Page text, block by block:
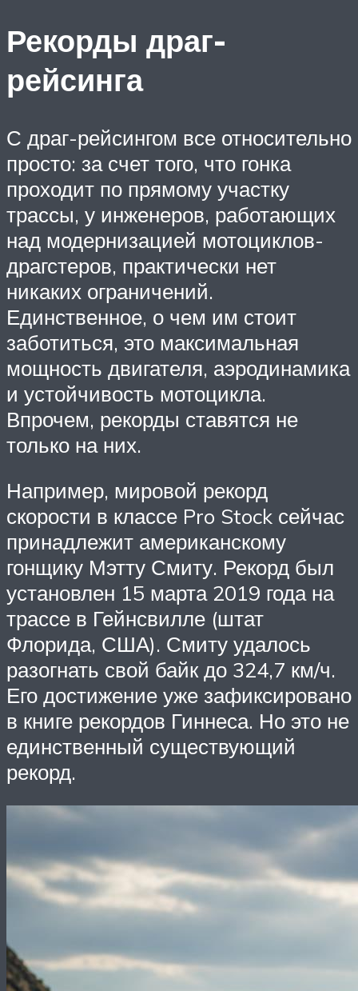
Рекорды драг-
рейсинга
С драг-рейсингом все относительно
просто: за счет того, что гонка
проходит по прямому участку
трассы, у инженеров, работающих
над модернизацией мотоциклов-
драгстеров, практически нет
никаких ограничений.
Единственное, о чем им стоит
заботиться, это максимальная
мощность двигателя, аэродинамика
и устойчивость мотоцикла.
Впрочем, рекорды ставятся не
только на них.
Например, мировой рекорд
скорости в классе Pro Stock сейчас
принадлежит американскому
гонщику Мэтту Смиту. Рекорд был
установлен 15 марта 2019 года на
трассе в Гейнсвилле (штат
Флорида, США). Смиту удалось
разогнать свой байк до 324,7 км/ч.
Его достижение уже зафиксировано
в книге рекордов Гиннеса. Но это не
единственный существующий
рекорд.